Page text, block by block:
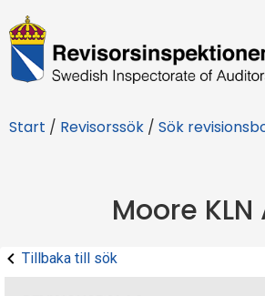
R
e
i
r
Start / Revisorssök / Sök
Moore KLN
Tillbaka till sök